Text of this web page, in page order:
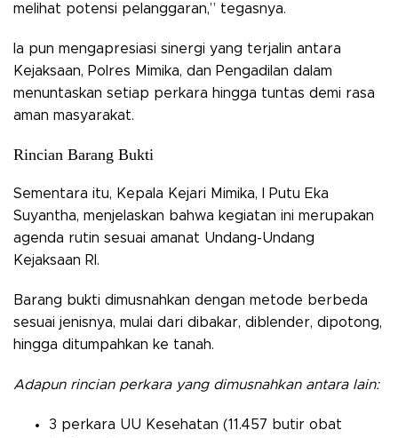
melihat potensi pelanggaran,” tegasnya.
Ia pun mengapresiasi sinergi yang terjalin antara
Kejaksaan, Polres Mimika, dan Pengadilan dalam
menuntaskan setiap perkara hingga tuntas demi rasa
aman masyarakat.
Rincian Barang Bukti
Sementara itu, Kepala Kejari Mimika, I Putu Eka
Suyantha, menjelaskan bahwa kegiatan ini merupakan
agenda rutin sesuai amanat Undang-Undang
Kejaksaan RI.
Barang bukti dimusnahkan dengan metode berbeda
sesuai jenisnya, mulai dari dibakar, diblender, dipotong,
hingga ditumpahkan ke tanah.
Adapun rincian perkara yang dimusnahkan antara lain:
3 perkara UU Kesehatan (11.457 butir obat